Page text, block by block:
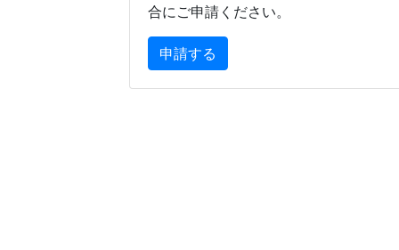
合にご申請ください。
申請する